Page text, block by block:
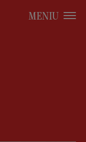
MENIU